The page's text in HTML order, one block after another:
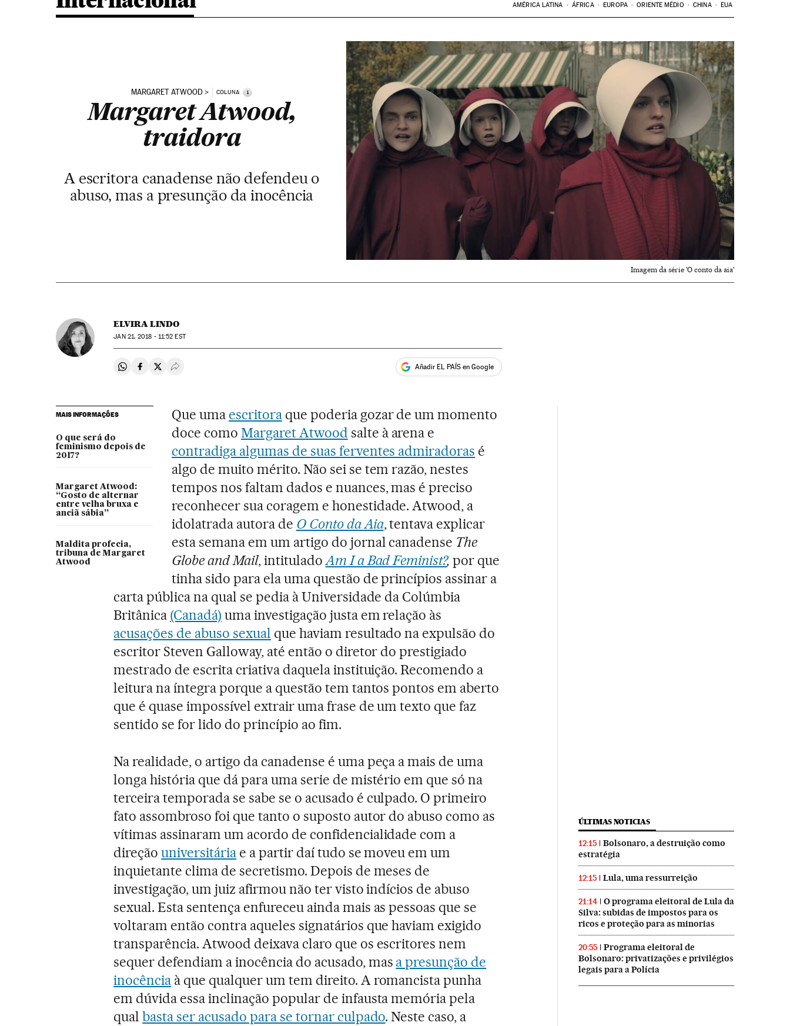
AMÉRICA LATINA ÁFRICA EUROPA ORIENTE MÉDIO CHINA EUA
MARGARET ATWOOD COLUNA i
Margaret Atwood,
traidora
A escritora canadense não defendeu o
abuso, mas a presunção da inocência
Imagem da série 'O conto da aia'
ELVIRA LINDO
JAN21, 2018 - 11:52 EST
Compartir en Whatsapp
Compartir en Facebook
Compartir en Twitter
Desplegar Redes Sociales Añadir EL PAÍS en Google
MAIS INFORMAÇÕES
O que será do
feminismo depois de
2017?
Margaret Atwood:
“Gosto de alternar
entre velha bruxa e
anciã sábia”
Maldita profecia,
tribuna de Margaret
Atwood
Que uma escritoraque poderia gozar de um momento
doce como Margaret Atwood salte à arena e
contradiga algumas de suas ferventes admiradoras é
algo de muito mérito. Não sei se tem razão, nestes
tempos nos faltam dados e nuances, mas é preciso
reconhecer sua coragem e honestidade. Atwood, a
idolatrada autora de O Conto da Aia, tentava explicar
esta semana em um artigo do jornal canadense The
Globe and Mail, intituladoAm I a Bad Feminist?,por que
tinha sido para ela uma questão de princípios assinar a
carta pública na qual se pedia à Universidade da Colúmbia
Britânica (Canadá) uma investigação justa em relação às
acusações de abuso sexual que haviam resultado na expulsão do
escritor Steven Galloway, até então o diretor do prestigiado
mestrado de escrita criativa daquela instituição. Recomendo a
leitura na íntegra porque a questão tem tantos pontos em aberto
que é quase impossível extrair uma frase de um texto que faz
sentido se for lido do princípio ao fim.
Na realidade, o artigo da canadense é uma peça a mais de uma
longa história que dá para uma serie de mistério em que só na
terceira temporada se sabe se o acusado é culpado. O primeiro
fato assombroso foi que tanto o suposto autor do abuso como as
vítimas assinaram um acordo de confidencialidade com a
direçãouniversitáriae a partir daí tudo se moveu em um
inquietante clima de secretismo. Depois de meses de
investigação, um juiz afirmou não ter visto indícios de abuso
sexual. Esta sentença enfureceu ainda mais as pessoas que se
voltaram então contra aqueles signatários que haviam exigido
transparência. Atwood deixava claro que os escritores nem
sequer defendiam a inocência do acusado, mas a presunção de
inocência à que qualquer um tem direito. A romancista punha
em dúvida essa inclinação popular de infausta memória pela
qualbasta ser acusado para se tornar culpado. Neste caso, a
ÚLTIMAS NOTICIAS
12:15
Bolsonaro, a destruição como
estratégia
12:15 Lula, uma ressurreição
21:14
O programa eleitoral de Lula da
Silva: subidas de impostos para os
ricos e proteção para as minorias
20:55
Programa eleitoral de
Bolsonaro: privatizações e privilégios
legais para a Polícia